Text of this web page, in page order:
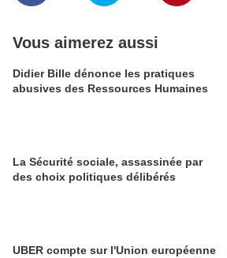
Vous aimerez aussi
Didier Bille dénonce les pratiques
abusives des Ressources Humaines
La Sécurité sociale, assassinée par
des choix politiques délibérés
UBER compte sur l'Union européenne